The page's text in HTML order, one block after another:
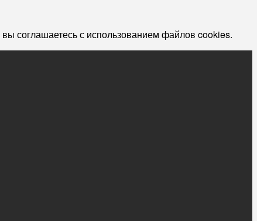
соглашаетесь с использованием файлов cookies.